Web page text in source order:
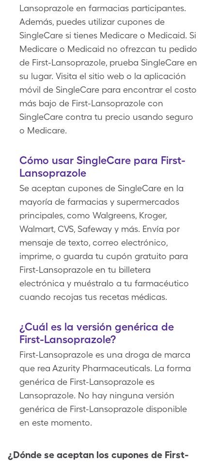
Lansoprazole en farmacias participantes.
Además, puedes utilizar cupones de
SingleCare si tienes Medicare o Medicaid. Si
Medicare o Medicaid no ofrezcan tu pedido
de First-Lansoprazole, prueba SingleCare en
su lugar. Visita el sitio web o la aplicación
móvil de SingleCare para encontrar el costo
más bajo de First-Lansoprazole con
SingleCare contra tu precio usando seguro
o Medicare.
Cómo usar SingleCare para First-
Lansoprazole
Se aceptan cupones de SingleCare en la
mayoría de farmacias y supermercados
principales, como Walgreens, Kroger,
Walmart, CVS, Safeway y más. Envía por
mensaje de texto, correo electrónico,
imprime, o guarda tu cupón gratuito para
First-Lansoprazole en tu billetera
electrónica y muéstralo a tu farmacéutico
cuando recojas tus recetas médicas.
¿Cuál es la versión genérica de
First-Lansoprazole?
First-Lansoprazole es una droga de marca
que rea Azurity Pharmaceuticals. La forma
genérica de First-Lansoprazole es
Lansoprazole. No hay ninguna versión
genérica de First-Lansoprazole disponible
en este momento.
¿Dónde se aceptan los cupones de First-